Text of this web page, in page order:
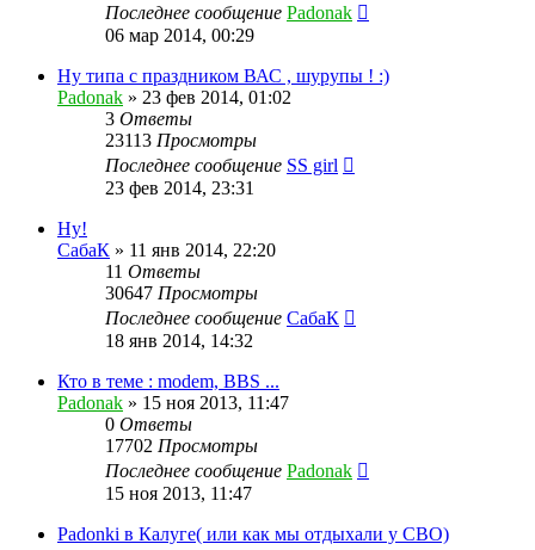
Последнее сообщение Padonak
06 мар 2014, 00:29
Ну типа с праздником ВАС , шурупы ! :)
Padonak » 23 фев 2014, 01:02
3 Ответы
23113 Просмотры
Последнее сообщение SS girl
23 фев 2014, 23:31
Ну!
СабаК » 11 янв 2014, 22:20
11 Ответы
30647 Просмотры
Последнее сообщение СабаК
18 янв 2014, 14:32
Кто в теме : modem, BBS ...
Padonak » 15 ноя 2013, 11:47
0 Ответы
17702 Просмотры
Последнее сообщение Padonak
15 ноя 2013, 11:47
Padonki в Калуге( или как мы отдыхали у СВО)